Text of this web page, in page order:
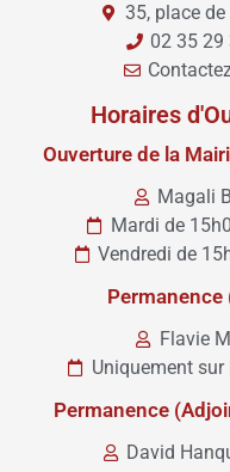
35, place
02 35 29
Horaires
Ouverture de la
Magali
Mardi de
Vendredi de
Permanence
Flavie
Uniquement sur
Permanence
David